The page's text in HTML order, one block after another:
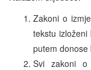
Zakoni o
tekstu
putem donose
Svi zakoni o